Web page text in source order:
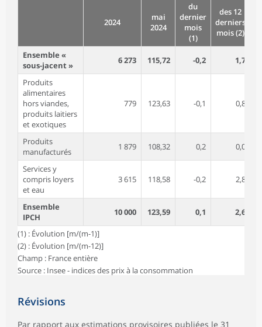
2024
mai
2024
du
dernier
mois
(1)
des 12
derniers
mois (2)
Ensemble «
sous-jacent »
6 273 115,72 -0,2 1,7
Produits
alimentaires
hors viandes,
produits laitiers
et exotiques
779 123,63 -0,1 0,8
Produits
manufacturés
1 879 108,32 0,2 0,0
Services y
compris loyers
et eau
3 615 118,58 -0,2 2,8
Ensemble
IPCH
10 000 123,59 0,1 2,6
(1) : Évolution [m/(m-1)]
(2) : Évolution [m/(m-12)]
Champ : France entière
Source : Insee - indices des prix à la consommation
Révisions
Par rapport aux estimations provisoires publiées le 31